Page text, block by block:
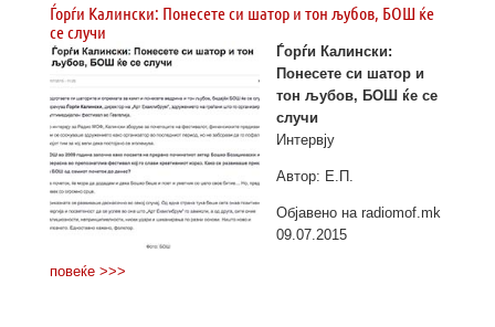
Ѓорѓи Калински: Понесете си шатор и тон љубов, БОШ ќе
се случи
Ѓорѓи Калински:
Понесете си шатор и
тон љубов, БОШ ќе се
случи
Интервју
Автор: Е.П.
Објавено на radiomof.mk
09.07.2015
повеќе >>>